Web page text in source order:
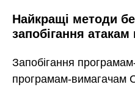
Найкращі методи
запобігання
Запобігання
програмам-вимагачам